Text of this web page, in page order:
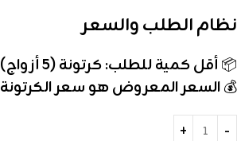
نظام الطلب والسعر
📦أقل كمية للطلب: كرتونة (5 أزواج)
💰السعر المعروض هو سعر الكرتونة